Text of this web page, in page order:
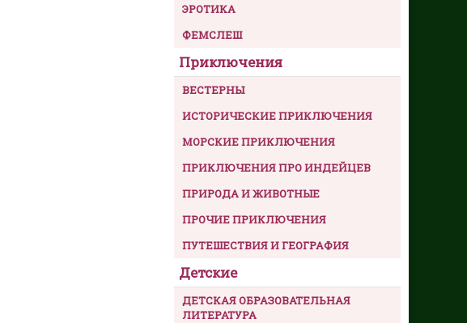
ЭРОТИКА
ФЕМСЛЕШ
Приключения
ВЕСТЕРНЫ
ИСТОРИЧЕСКИЕ ПРИКЛЮЧЕНИЯ
МОРСКИЕ ПРИКЛЮЧЕНИЯ
ПРИКЛЮЧЕНИЯ ПРО ИНДЕЙЦЕВ
ПРИРОДА И ЖИВОТНЫЕ
ПРОЧИЕ ПРИКЛЮЧЕНИЯ
ПУТЕШЕСТВИЯ И ГЕОГРАФИЯ
Детские
ДЕТСКАЯ ОБРАЗОВАТЕЛЬНАЯ
ЛИТЕРАТУРА